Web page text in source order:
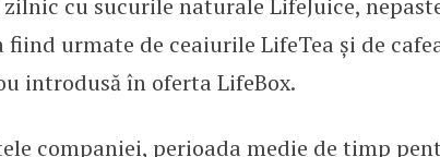
fiind urmate de ceaiurile LifeTea și de
introdusă în oferta LifeBox.
companiei, perioada medie de timp